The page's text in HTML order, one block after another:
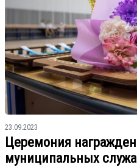
23.09.2023
Церемония
муниципальных